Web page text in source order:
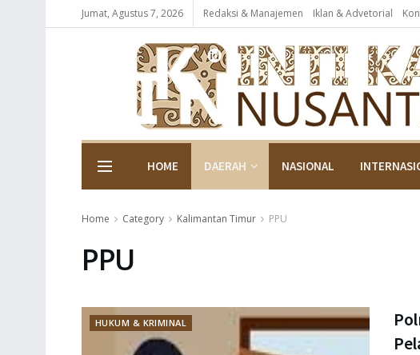
Jumat, Agustus 7, 2026 Redaksi & Manajemen Iklan & Advetorial
HOME DAERAH NASIONAL
Home Category Kalimantan Timur PPU
PPU
HUKUM & KRIMINAL